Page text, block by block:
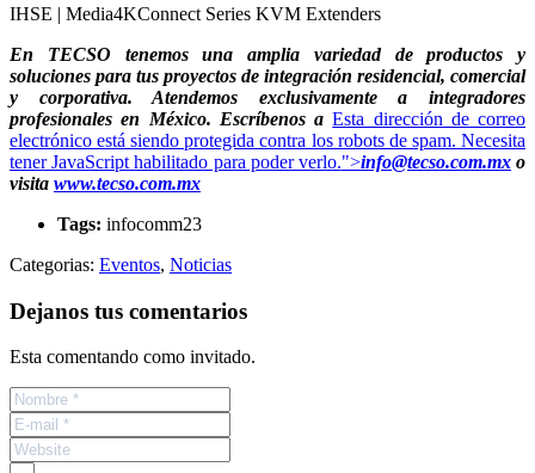
IHSE | Media4KConnect Series KVM Extenders
En TECSO tenemos una amplia variedad de productos y
soluciones para tus proyectos de integración residencial, comercial
y corporativa. Atendemos exclusivamente a integradores
profesionales en México. Escríbenos aEsta dirección de correo
electrónico está siendo protegida contra los robots de spam. Necesita
tener JavaScript habilitado para poder verlo.">info@tecso.com.mxo
visita www.tecso.com.mx
Tags: infocomm23
Categorias: Eventos, Noticias
Dejanos tus comentarios
Esta comentando como invitado.